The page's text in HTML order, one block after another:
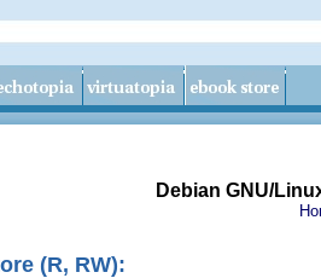
Debian GNU/
(R, RW):